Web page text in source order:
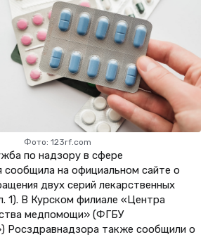
Фото: 123rf.com
по надзору в сфере
сообщила на официальном сайте о
двух серий лекарственных
1). В Курском филиале «Центра
медпомощи» (ФГБУ
также сообщили о